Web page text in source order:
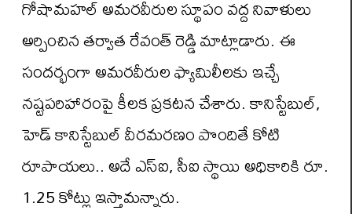
గోషామహల్ అమ‌ర‌వీరుల స్థూపం వ‌ద్ద నివాళులు
అర్పించిన త‌ర్వాత రేవంత్ రెడ్డి మాట్లాడారు. ఈ
సంద‌ర్భంగా అమ‌ర‌వీరుల ఫ్యామిలీల‌కు ఇచ్చే
న‌ష్ట‌ప‌రిహారంపై కీల‌క ప్ర‌క‌ట‌న చేశారు. కానిస్టేబుల్,
హెడ్ కానిస్టేబుల్ వీర‌మ‌ర‌ణం పొందితే కోటి
రూపాయ‌లు.. అదే ఎస్ఐ, సీఐ స్థాయి అధికారికి రూ.
1.25 కోట్లు ఇస్తామ‌న్నారు.